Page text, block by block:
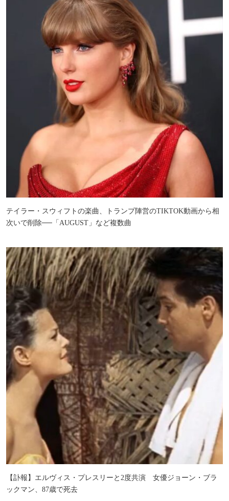
テイラー・スウィフトの楽曲、トランプ陣営のTIKTOK動画から相
次いで削除──「AUGUST」など複数曲
【訃報】エルヴィス・プレスリーと2度共演 女優ジョーン・ブラ
ックマン、87歳で死去